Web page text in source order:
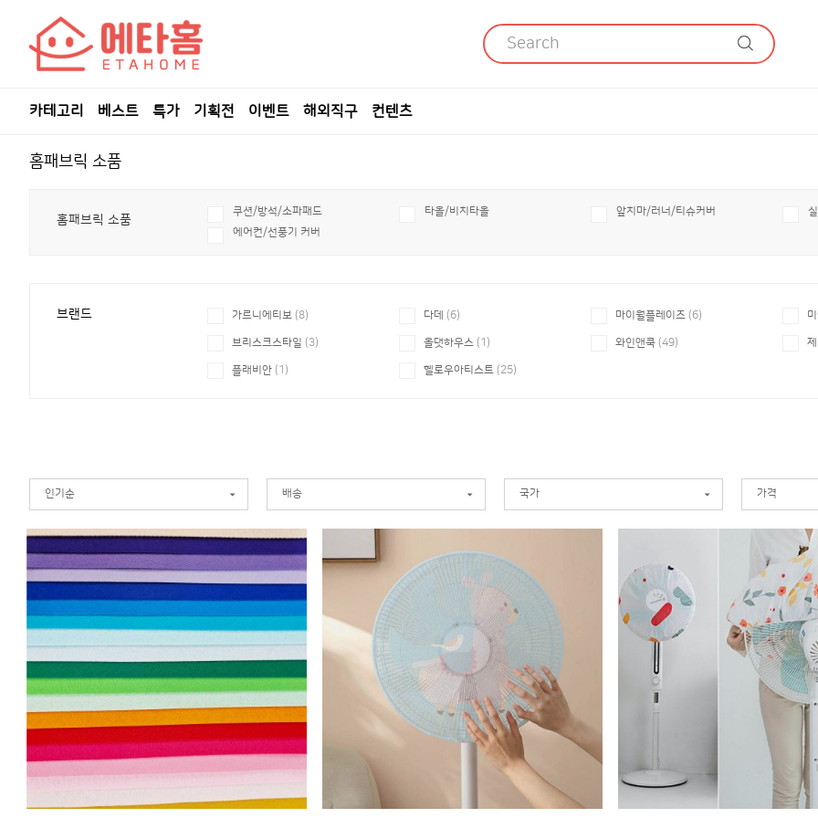
카테고리 베스트 특가 기획전 이벤트 해외직구 컨텐츠
홈패브릭 소품
홈패브릭 소품
쿠션/방석/소파패드 타올/비치타올 앞치마/러너/티슈커버
에어컨/선풍기 커버
브랜드 가르니에티보 (8) 다데 (6) 마이월플레이즈 (6)
브리스크스타일 (3) 올댓하우스 (1) 와인앤쿡 (49)
플래비안 (1) 헬로우아티스트 (25)
인기순 배송 국가 가격